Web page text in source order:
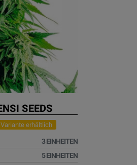
SEEDS
erhältlich
3 EINHEITEN
5 EINHEITEN